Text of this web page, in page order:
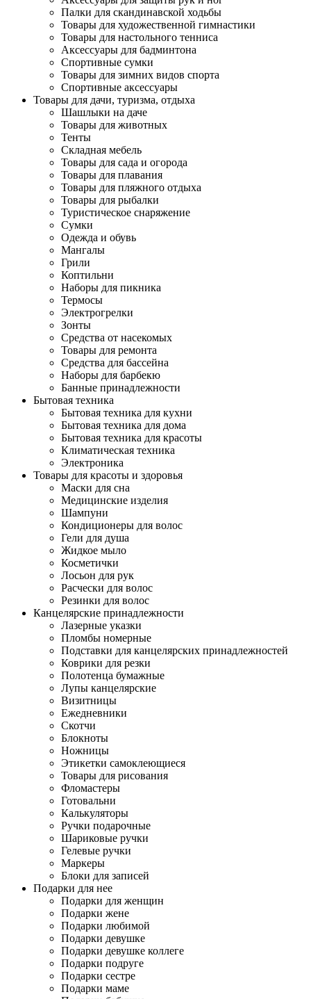
Палки для скандинавской ходьбы
Товары для художественной гимнастики
Товары для настольного тенниса
Аксессуары для бадминтона
Спортивные сумки
Товары для зимних видов спорта
Спортивные аксессуары
Товары для дачи, туризма, отдыха
Шашлыки на даче
Товары для животных
Тенты
Складная мебель
Товары для сада и огорода
Товары для плавания
Товары для пляжного отдыха
Товары для рыбалки
Туристическое снаряжение
Сумки
Одежда и обувь
Мангалы
Грили
Коптильни
Наборы для пикника
Термосы
Электрогрелки
Зонты
Средства от насекомых
Товары для ремонта
Средства для бассейна
Наборы для барбекю
Банные принадлежности
Бытовая техника
Бытовая техника для кухни
Бытовая техника для дома
Бытовая техника для красоты
Климатическая техника
Электроника
Товары для красоты и здоровья
Маски для сна
Медицинские изделия
Шампуни
Кондиционеры для волос
Гели для душа
Жидкое мыло
Косметички
Лосьон для рук
Расчески для волос
Резинки для волос
Канцелярские принадлежности
Лазерные указки
Пломбы номерные
Подставки для канцелярских принадлежностей
Коврики для резки
Полотенца бумажные
Лупы канцелярские
Визитницы
Ежедневники
Скотчи
Блокноты
Ножницы
Этикетки самоклеющиеся
Товары для рисования
Фломастеры
Готовальни
Калькуляторы
Ручки подарочные
Шариковые ручки
Гелевые ручки
Маркеры
Блоки для записей
Подарки для нее
Подарки для женщин
Подарки жене
Подарки любимой
Подарки девушке
Подарки девушке коллеге
Подарки подруге
Подарки сестре
Подарки маме